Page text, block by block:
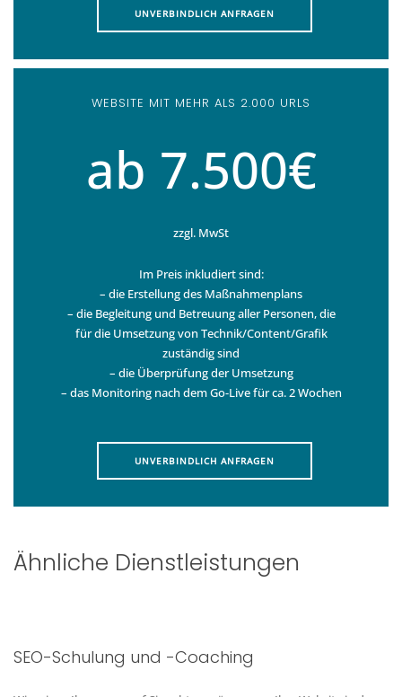
UNVERBINDLICH ANFRAGEN
WEBSITE MIT MEHR ALS 2.000 URLS
ab 7.500€
zzgl. MwSt
Im Preis inkludiert sind:
– die Erstellung des Maßnahmenplans
– die Begleitung und Betreuung aller Personen, die
für die Umsetzung von Technik/Content/Grafik
zuständig sind
– die Überprüfung der Umsetzung
– das Monitoring nach dem Go-Live für ca. 2 Wochen
UNVERBINDLICH ANFRAGEN
Ähnliche Dienstleistungen
SEO-Schulung und -Coaching